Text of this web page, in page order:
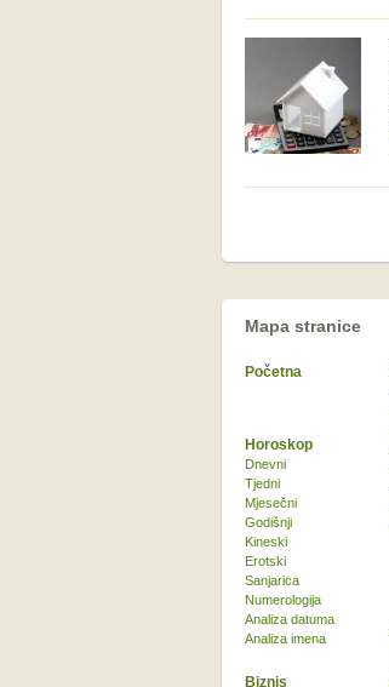
Mapa stranice
Početna
Biznis
Horoskop
Dnevni
Tjedni
Mjesečni
Godišnji
Kineski
Erotski
Sanjarica
Numerologija
Analiza datuma
Analiza imena